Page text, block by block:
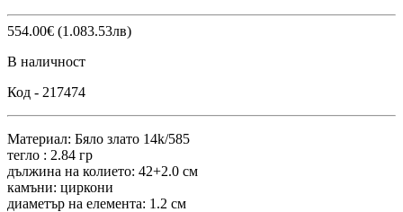
554.00€ (1.083.53лв)
В наличност
Код - 217474
Материал: Бяло злато 14k/585
тегло : 2.84 гр
дължина на колието: 42+2.0 см
камъни: циркони
диаметър на елемента: 1.2 см